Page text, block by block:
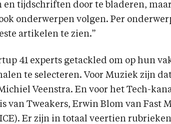
en tijdschriften door te bladeren,
onderwerpen volgen. Per
artikelen te zien.”
41 experts getackled om op hun
te selecteren. Voor Muziek zijn
Veenstra. En voor het Tech-
van Tweakers, Erwin Blom van Fast
Er zijn in totaal veertien